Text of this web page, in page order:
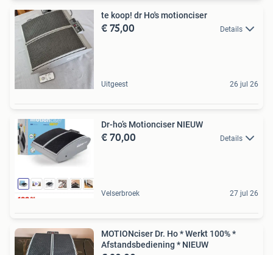
te koop! dr Ho's motionciser
€ 75,00 Details
Uitgeest 26 jul 26
Dr-ho’s Motionciser NIEUW
€ 70,00 Details
Velserbroek 27 jul 26
MOTIONciser Dr. Ho * Werkt 100% *
Afstandsbediening * NIEUW